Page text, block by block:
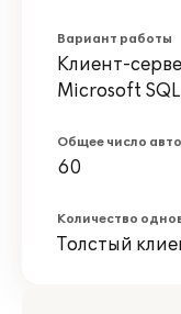
Вариант работы
Клиент-
Microsoft
Общее число
60
Количество
Толстый